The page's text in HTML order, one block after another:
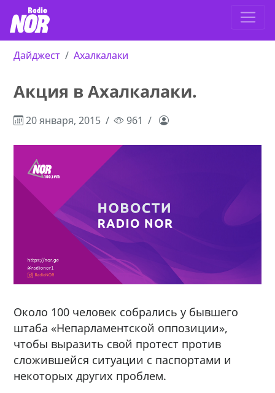
Дайджест Ахалкалаки
Акция в Ахалкалаки.
20 января, 2015 961
Около 100 человек собрались у бывшего
штаба «Непарламентской оппозиции»,
чтобы выразить свой протест против
сложившейся ситуации с паспортами и
некоторых других проблем.